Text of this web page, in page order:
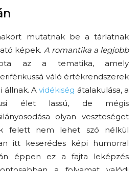
mutatnak be a tárlatnak
képek. A romantika a legjobb
az a tematika, amely
váló értékrendszerek
állnak. Avidékiség átalakulása, a
élet lassú, de mégis
olyan veszteséget
felett nem lehet szó nélkül
itt keserédes képi humorral
éppen ez a fajta leképzés